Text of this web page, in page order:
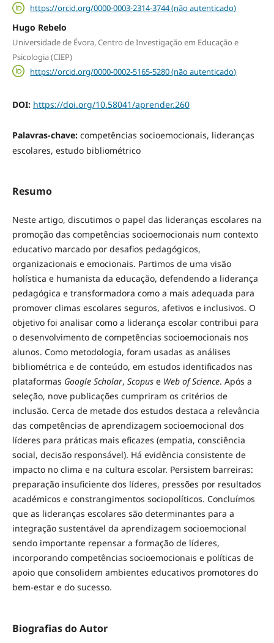
https://orcid.org/0000-0003-2314-3744 (não autenticado)
Hugo Rebelo
Universidade de Évora, Centro de Investigação em Educação e
Psicologia (CIEP)
https://orcid.org/0000-0002-5165-5280 (não autenticado)
DOI: https://doi.org/10.58041/aprender.260
Palavras-chave: competências socioemocionais, lideranças
escolares, estudo bibliométrico
Resumo
Neste artigo, discutimos o papel das lideranças escolares na
promoção das competências socioemocionais num contexto
educativo marcado por desafios pedagógicos,
organizacionais e emocionais. Partimos de uma visão
holística e humanista da educação, defendendo a liderança
pedagógica e transformadora como a mais adequada para
promover climas escolares seguros, afetivos e inclusivos. O
objetivo foi analisar como a liderança escolar contribui para
o desenvolvimento de competências socioemocionais nos
alunos. Como metodologia, foram usadas as análises
bibliométrica e de conteúdo, em estudos identificados nas
plataformas Google Scholar, Scopuse Web of Science. Após a
seleção, nove publicações cumpriram os critérios de
inclusão. Cerca de metade dos estudos destaca a relevância
das competências de aprendizagem socioemocional dos
líderes para práticas mais eficazes (empatia, consciência
social, decisão responsável). Há evidência consistente de
impacto no clima e na cultura escolar. Persistem barreiras:
preparação insuficiente dos líderes, pressões por resultados
académicos e constrangimentos sociopolíticos. Concluímos
que as lideranças escolares são determinantes para a
integração sustentável da aprendizagem socioemocional
sendo importante repensar a formação de líderes,
incorporando competências socioemocionais e políticas de
apoio que consolidem ambientes educativos promotores do
bem-estar e do sucesso.
Biografias do Autor